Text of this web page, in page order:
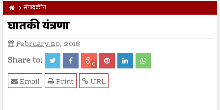
संपादकीय
घातकी यंत्रणा
February 20, 2018
Share to: 0
URL
Print
Email